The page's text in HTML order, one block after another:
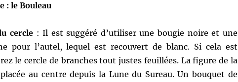
: le Bouleau
cercle : Il est suggéré d’utiliser une bougie noire et une
pour l’autel, lequel est recouvert de blanc. Si cela est
le cercle de branches tout justes feuillées. La figure de la
au centre depuis la Lune du Sureau. Un bouquet de